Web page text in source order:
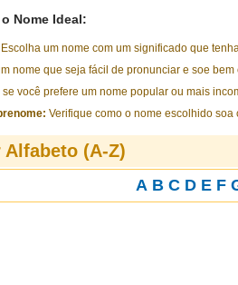
Nome Ideal:
Escolha um nome com um significado que
nome que seja fácil de pronunciar e soe bem
se você prefere um nome popular ou mais
Verifique como o nome escolhido
Alfabeto (A-Z)
A B C D E F